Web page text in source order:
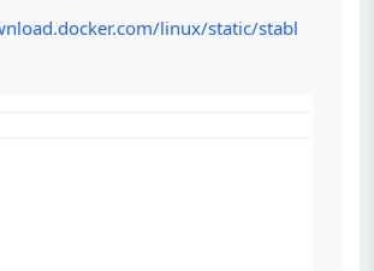
linux/static/stabl